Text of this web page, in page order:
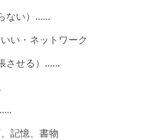
ない）……
い・ネットワーク
させる）……
記憶、書物